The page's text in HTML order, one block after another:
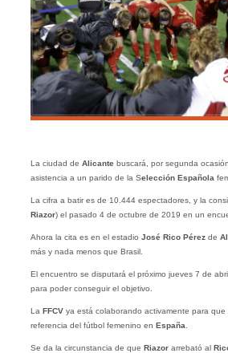
La ciudad de Alicantebuscará, por segunda
asistencia a un parido de la Selección Española
La cifra a batir es de 10.444 espectadores, y la
Riazor) el pasado 4 de octubre de 2019 en un
Ahora la cita es en el estadio José Rico Pérezde
más y nada menos que Brasil.
El encuentro se disputará el próximo jueves 7 de
para poder conseguir el objetivo.
La FFCVya está colaborando activamente para que
referencia del fútbol femenino en España
Se da la circunstancia de que Riazorarrebató al